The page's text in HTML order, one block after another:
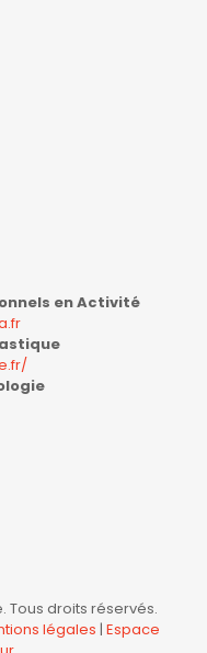
en Activité
Tous droits réservés.
légales | Espace